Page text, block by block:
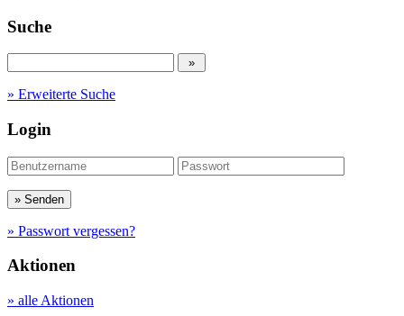
Suche
» Erweiterte Suche
Login
» Passwort vergessen?
Aktionen
» alle Aktionen